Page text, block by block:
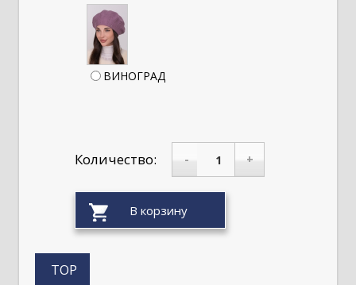
ВИНОГРАД
Количество: - +
TOP